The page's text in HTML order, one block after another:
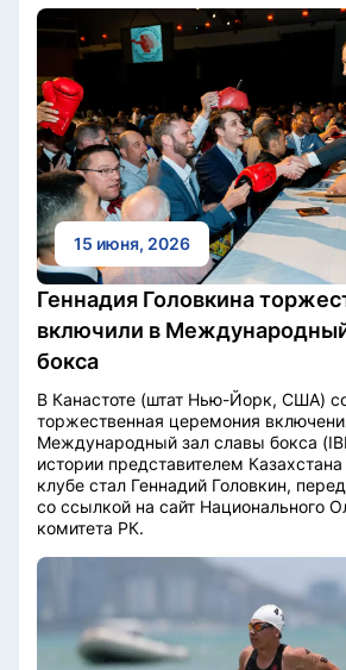
15 июня, 2026
Геннадия Головкина
включили в
бокса
В Канастоте (штат Нью-Йорк, США)
торжественная церемония
Международный зал славы бокса
истории представителем
клубе стал Геннадий Головкин,
со ссылкой на сайт Национального
комитета РК.